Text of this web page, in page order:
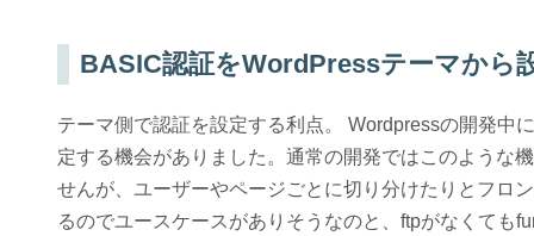
BASIC認証をWordPressテーマから
テーマ側で認証を設定する利点。 Wordpressの開発中
定する機会がありました。通常の開発ではこのような
せんが、ユーザーやページごとに切り分けたりとフロ
るのでユースケースがありそうなのと、ftpがなくても